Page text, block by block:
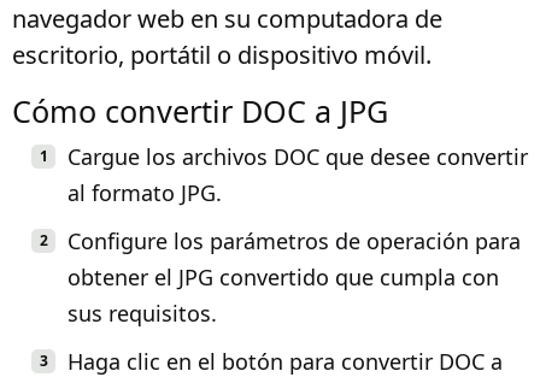
navegador web en su computadora de
escritorio, portátil o dispositivo móvil.
Cómo convertir DOC a JPG
Cargue los archivos DOC que desee convertir
al formato JPG.
Configure los parámetros de operación para
obtener el JPG convertido que cumpla con
sus requisitos.
Haga clic en el botón para convertir DOC a